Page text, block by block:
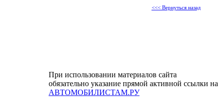
<<< Вернуться назад
При использовании материалов сайта
обязательно указание прямой активной ссылки на
АВТОМОБИЛИСТАМ.РУ